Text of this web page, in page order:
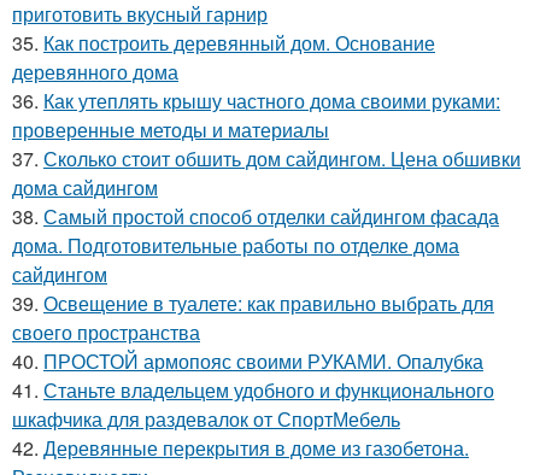
приготовить вкусный гарнир
35. Как построить деревянный дом. Основание
деревянного дома
36. Как утеплять крышу частного дома своими руками:
проверенные методы и материалы
37. Сколько стоит обшить дом сайдингом. Цена обшивки
дома сайдингом
38. Самый простой способ отделки сайдингом фасада
дома. Подготовительные работы по отделке дома
сайдингом
39. Освещение в туалете: как правильно выбрать для
своего пространства
40. ПРОСТОЙ армопояс своими РУКАМИ. Опалубка
41. Станьте владельцем удобного и функционального
шкафчика для раздевалок от СпортМебель
42. Деревянные перекрытия в доме из газобетона.